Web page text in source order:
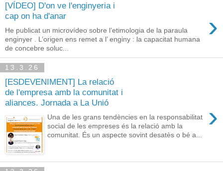
[VÍDEO] D'on ve l'enginyeria i
cap on ha d'anar
›
He publicat un microvídeo sobre l’etimologia de la paraula
enginyer . L’origen ens remet a l’ enginy : la capacitat humana
de concebre soluc...
13.3.26
[ESDEVENIMENT] La relació
de l'empresa amb la comunitat i
aliances. Jornada a La Unió
›
Una de les grans tendències en la responsabilitat
social de les empreses és la relació amb la
comunitat. És un aspecte sovint desatès o bé a...